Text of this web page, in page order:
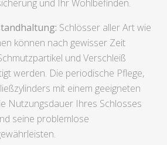
und Ihr Wohlbefinden.
Schlösser aller Art wie
können nach gewisser Zeit
und Verschleiß
werden. Die periodische Pflege,
mit einem geeigneten
Nutzungsdauer Ihres Schlosses
seine problemlose